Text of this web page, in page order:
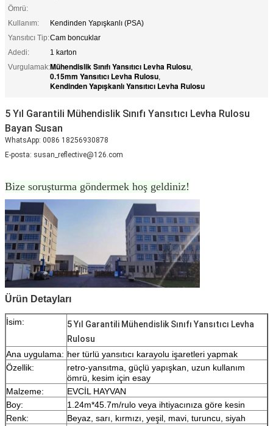
Ömrü:
Kullanım:
Kendinden Yapışkanlı (PSA)
Yansıtıcı Tip:Cam boncuklar
Adedi:
1 karton
Vurgulamak:Mühendislik Sınıfı Yansıtıcı Levha Rulosu,
0.15mm Yansıtıcı Levha Rulosu,
Kendinden Yapışkanlı Yansıtıcı Levha Rulosu
5 Yıl Garantili Mühendislik Sınıfı Yansıtıcı Levha Rulosu
Bayan Susan
WhatsApp: 0086 18256930878
E-posta: susan_reflective@126.com
Bize soruşturma göndermek hoş geldiniz!
Ürün Detayları
İsim:
5 Yıl Garantili Mühendislik Sınıfı Yansıtıcı Levha
Rulosu
Ana uygulama: her türlü yansıtıcı karayolu işaretleri yapmak
Özellik:
retro-yansıtma, güçlü yapışkan, uzun kullanım
ömrü, kesim için esay
Malzeme:
EVCİL HAYVAN
Boy:
1.24m*45.7m/rulo veya ihtiyacınıza göre kesin
Renk:
Beyaz, sarı, kırmızı, yeşil, mavi, turuncu, siyah